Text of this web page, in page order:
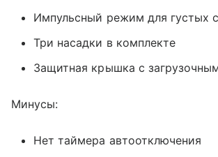
Импульсный режим для густых
Три насадки в комплекте
Защитная крышка с
Минусы:
Нет таймера автоотключения